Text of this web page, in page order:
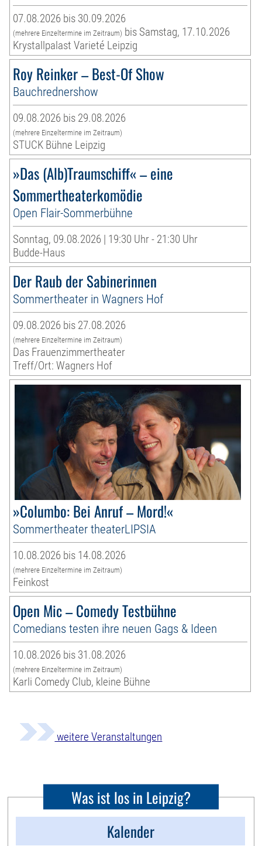
07.08.2026 bis 30.09.2026
(mehrere Einzeltermine im Zeitraum) bis Samstag, 17.10.2026
Krystallpalast Varieté Leipzig
Roy Reinker – Best-Of Show
Bauchrednershow
09.08.2026 bis 29.08.2026
(mehrere Einzeltermine im Zeitraum)
STUCK Bühne Leipzig
»Das (Alb)Traumschiff« – eine
Sommertheaterkomödie
Open Flair-Sommerbühne
Sonntag, 09.08.2026 | 19:30 Uhr - 21:30 Uhr
Budde-Haus
Der Raub der Sabinerinnen
Sommertheater in Wagners Hof
09.08.2026 bis 27.08.2026
(mehrere Einzeltermine im Zeitraum)
Das Frauenzimmertheater
Treff/Ort: Wagners Hof
»Columbo: Bei Anruf – Mord!«
Sommertheater theaterLIPSIA
10.08.2026 bis 14.08.2026
(mehrere Einzeltermine im Zeitraum)
Feinkost
Open Mic – Comedy Testbühne
Comedians testen ihre neuen Gags & Ideen
10.08.2026 bis 31.08.2026
(mehrere Einzeltermine im Zeitraum)
Karli Comedy Club, kleine Bühne
weitere Veranstaltungen
Was ist los in Leipzig?
Kalender